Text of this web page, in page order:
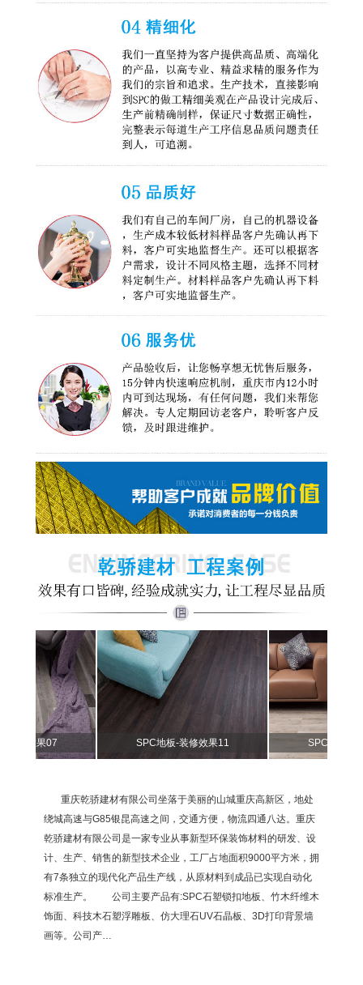
SPC地板-装修效果11 SPC地板-装修效
重庆乾骄建材有限公司坐落于美丽的山城重庆高新区，地处
绕城高速与G85银昆高速之间，交通方便，物流四通八达。重庆
乾骄建材有限公司是一家专业从事新型环保装饰材料的研发、设
计、生产、销售的新型技术企业，工厂占地面积9000平方米，拥
有7条独立的现代化产品生产线，从原材料到成品已实现自动化
标准生产。 公司主要产品有:SPC石塑锁扣地板、竹木纤维木
饰面、科技木石塑浮雕板、仿大理石UV石晶板、3D打印背景墙
画等。公司产…